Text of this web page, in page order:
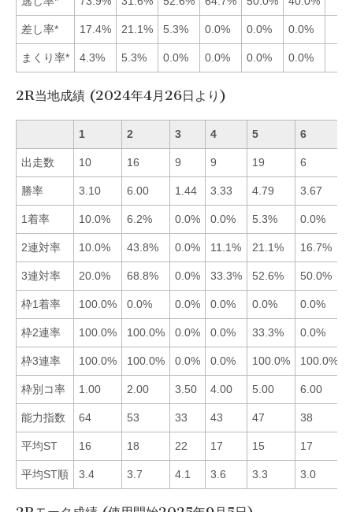
差し率* 17.4% 21.1% 5.3% 0.0% 0.0% 0.0%
まくり率* 4.3% 5.3% 0.0% 0.0% 0.0% 0.0%
2R当地成績 (2024年4月26日より)
1 2 3 4 5 6
出走数 10 16 9 9 19 6
勝率 3.10 6.00 1.44 3.33 4.79 3.67
1着率 10.0% 6.2% 0.0% 0.0% 5.3% 0.0%
2連対率 10.0% 43.8% 0.0% 11.1% 21.1% 16.7%
3連対率 20.0% 68.8% 0.0% 33.3% 52.6% 50.0%
枠1着率 100.0% 0.0% 0.0% 0.0% 0.0% 0.0%
枠2連率 100.0% 100.0% 0.0% 0.0% 33.3% 0.0%
枠3連率 100.0% 100.0% 0.0% 0.0% 100.0% 100.0%
枠別コ率 1.00 2.00 3.50 4.00 5.00 6.00
能力指数 64 53 33 43 47 38
平均ST 16 18 22 17 15 17
平均ST順 3.4 3.7 4.1 3.6 3.3 3.0